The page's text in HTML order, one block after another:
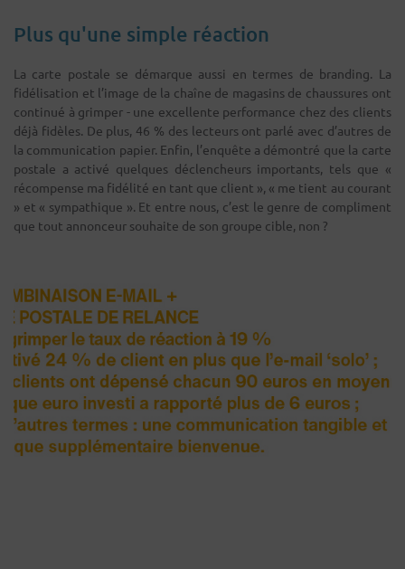
Plus qu'une simple réaction
La carte postale se démarque aussi en termes de branding. La
fidélisation et l’image de la chaîne de magasins de chaussures ont
continué à grimper - une excellente performance chez des clients
déjà fidèles. De plus, 46 % des lecteurs ont parlé avec d’autres de
la communication papier. Enfin, l’enquête a démontré que la carte
postale a activé quelques déclencheurs importants, tels que «
récompense ma fidélité en tant que client », « me tient au courant
» et « sympathique ». Et entre nous, c’est le genre de compliment
que tout annonceur souhaite de son groupe cible, non ?